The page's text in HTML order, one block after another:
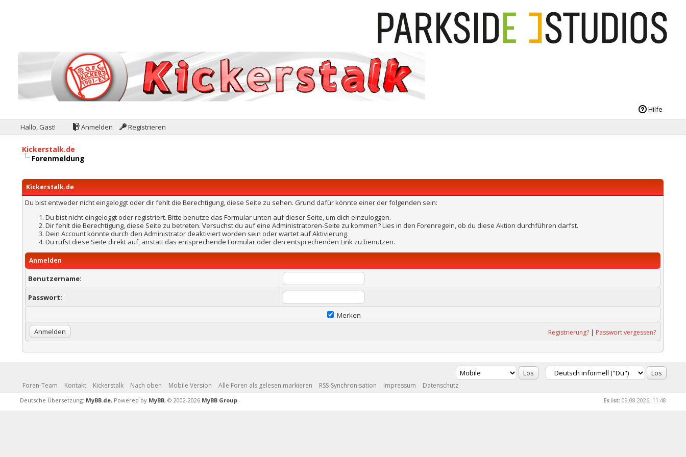
Hilfe
Hallo, Gast!
Anmelden Registrieren
Kickerstalk.de
Forenmeldung
Kickerstalk.de
Du bist entweder nicht eingeloggt oder dir fehlt die Berechtigung, diese Seite zu sehen. Grund dafür könnte einer der folgenden sein:
Du bist nicht eingeloggt oder registriert. Bitte benutze das Formular unten auf dieser Seite, um dich einzuloggen.
Dir fehlt die Berechtigung, diese Seite zu betreten. Versuchst du auf eine Administratoren-Seite zu kommen? Lies in den Forenregeln, ob du diese Aktion durchführen darfst.
Dein Account könnte durch den Administrator deaktiviert worden sein oder wartet auf Aktivierung.
Du rufst diese Seite direkt auf, anstatt das entsprechende Formular oder den entsprechenden Link zu benutzen.
Anmelden
Benutzername:
Passwort:
Merken
Registrierung? | Passwort vergessen?
Foren-Team Kontakt Kickerstalk Nach oben Mobile Version Alle Foren als gelesen markieren RSS-Synchronisation Impressum Datenschutz
Es ist:09.08.2026, 11:48
Deutsche Übersetzung: MyBB.de, Powered by MyBB, © 2002-2026 MyBB Group.